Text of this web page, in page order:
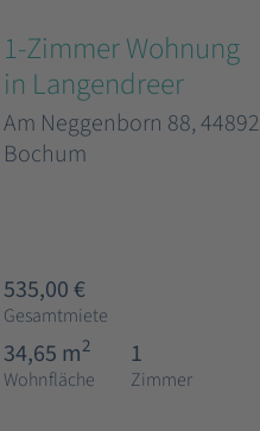
1-Zimmer Wohnung
in Langendreer
Am Neggenborn 88, 44892
Bochum
535,00 €
Gesamtmiete
34,65 m2
Wohnfläche
1
Zimmer